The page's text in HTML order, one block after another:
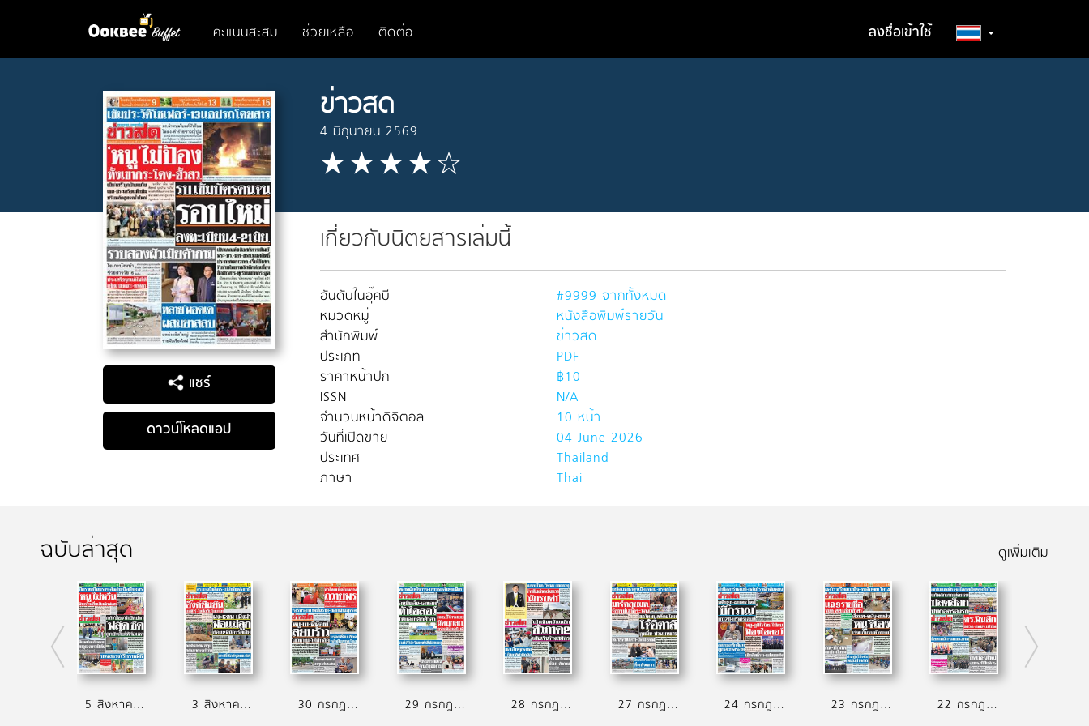
คะแนนสะสม ช่วยเหลือ ติดต่อ ลงชื่อเข้าใช้
แชร์
ดาวน์โหลดแอป
ข่าวสด
4 มิถุนายน 2569
เกี่ยวกับนิตยสารเล่มนี้
อันดับในอุ๊คบี
#9999 จากทั้งหมด
หมวดหมู่
หนังสือพิมพ์รายวัน
สำนักพิมพ์
ข่าวสด
ประเภท
PDF
ราคาหน้าปก
฿10
ISSN
N/A
จำนวนหน้าดิจิตอล
10 หน้า
วันที่เปิดขาย
04 June 2026
ประเทศ
Thailand
ภาษา
Thai
ฉบับล่าสุด ดูเพิ่มเติม
5 สิงหาคม 2569 3 สิงหาคม 2569 30 กรกฎาคม 2569 29 กรกฎาคม 2569 28 กรกฎาคม 2569 27 กรกฎาคม 2569 24 กรกฎาคม 2569 23 กรกฎาคม 2569 22 กรกฎาคม 2569